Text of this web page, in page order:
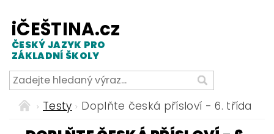
iČEŠTINA.cz
ČESKÝ JAZYK PRO
ZÁKLADNÍ ŠKOLY
Testy Doplňte česká přísloví - 6. třída